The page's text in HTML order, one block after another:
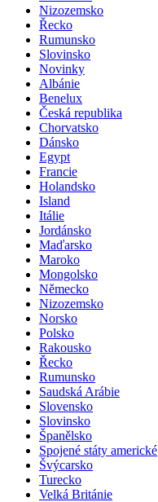
Nizozemsko
Řecko
Rumunsko
Slovinsko
Novinky
Albánie
Benelux
Česká republika
Chorvatsko
Dánsko
Egypt
Francie
Holandsko
Island
Itálie
Jordánsko
Maďarsko
Maroko
Mongolsko
Německo
Nizozemsko
Norsko
Polsko
Rakousko
Řecko
Rumunsko
Saudská Arábie
Slovensko
Slovinsko
Španělsko
Spojené státy americké
Švýcarsko
Turecko
Velká Británie